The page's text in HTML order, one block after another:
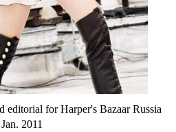
editorial for Harper's Bazaar Russia
Jan. 2011